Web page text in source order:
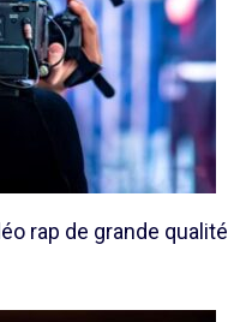
rap de grande